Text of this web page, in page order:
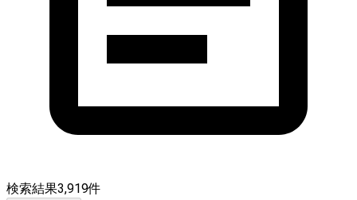
検索結果3,919件